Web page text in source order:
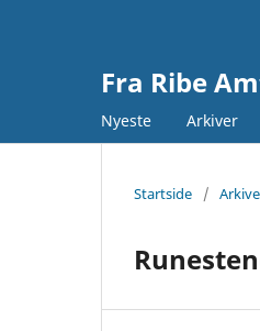
Fra Ribe
Nyeste Arkiver
Startside /